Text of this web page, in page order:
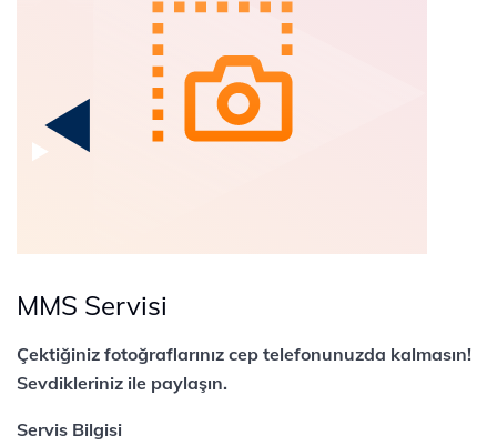
MMS Servisi
Çektiğiniz fotoğraflarınız cep telefonunuzda kalmasın!
Sevdikleriniz ile paylaşın.
Servis Bilgisi